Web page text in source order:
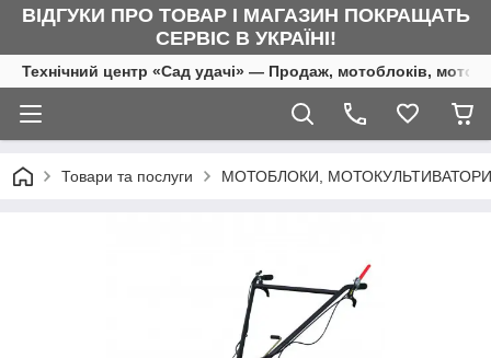
ВІДГУКИ ПРО ТОВАР І МАГАЗИН ПОКРАЩАТЬ
СЕРВІС В УКРАЇНІ!
Технічний центр «Сад удачі» — Продаж, мотоблоків,
Товари та послуги МОТОБЛОКИ,